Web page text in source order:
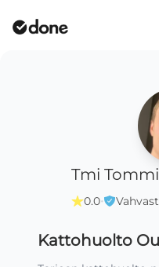
Tmi
0.0·
Kattohuolto